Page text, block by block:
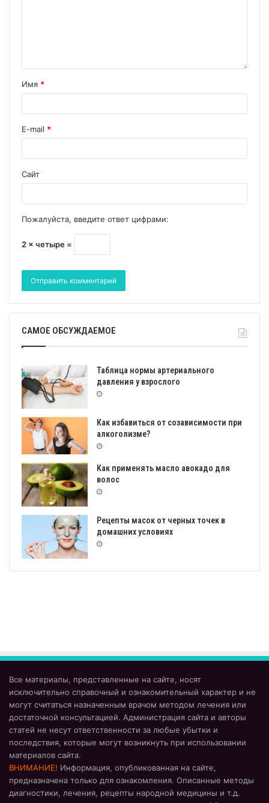
Имя *
E-mail *
Сайт
Пожалуйста, введите ответ цифрами:
2 × четыре =
САМОЕ ОБСУЖДАЕМОЕ
Таблица нормы артериального
давления у взрослого
Как избавиться от созависимости при
алкоголизме?
Как применять масло авокадо для
волос
Рецепты масок от черных точек в
домашних условиях
Все материалы, представленные на сайте, носят
исключительно справочный и ознакомительный характер и не
могут считаться назначенным врачом методом лечения или
достаточной консультацией. Администрация сайта и авторы
статей не несут ответственности за любые убытки и
последствия, которые могут возникнуть при использовании
материалов сайта.
ВНИМАНИЕ! Информация, опубликованная на сайте,
предназначена только для ознакомления. Описанные методы
диагностики, лечения, рецепты народной медицины и т.д.